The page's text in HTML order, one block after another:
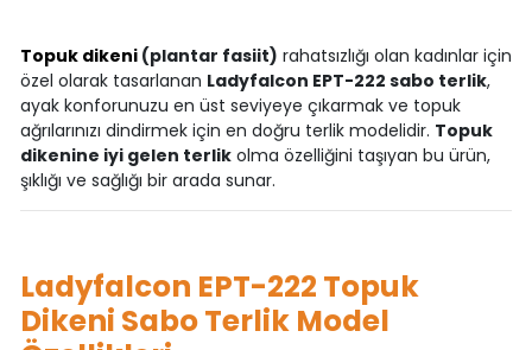
Topuk dikeni(plantar fasiit) rahatsızlığı olan kadınlar için
özel olarak tasarlanan Ladyfalcon EPT-222 sabo terlik,
ayak konforunuzu en üst seviyeye çıkarmak ve topuk
ağrılarınızı dindirmek için en doğru terlik modelidir. Topuk
dikenine iyi gelen terlikolma özelliğini taşıyan bu ürün,
şıklığı ve sağlığı bir arada sunar.
Ladyfalcon EPT-222 Topuk
Dikeni Sabo Terlik Model